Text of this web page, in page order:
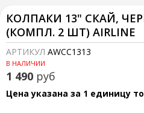
КОЛПАКИ 13" СКАЙ,
(КОМПЛ. 2 ШТ) AIRLINE
АРТИКУЛ AWCC1313
В НАЛИЧИИ
1 490 руб
Цена указана за 1 единицу